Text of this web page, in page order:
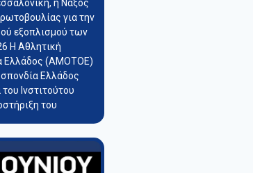
η Νάξος
για την
εξοπλισμού των
Η Αθλητική
Ελλάδος (ΑΜΟΤΟΕ)
Ελλάδος
Ινστιτούτου
του